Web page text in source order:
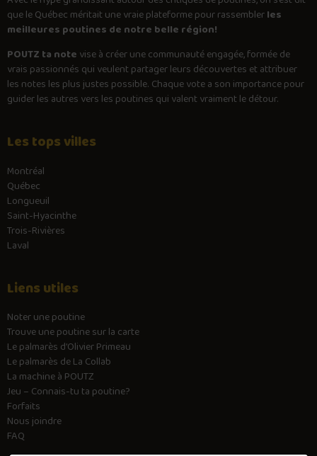
que le Québec méritait une vraie plateforme pour rassemblerles
meilleures poutines de notre belle région!
POUTZ ta note vise à créer une communauté engagée, formée de
vrais passionnés qui veulent partager leurs découvertes et attribuer
les notes les plus justes possible. Chaque vote a son importance pour
guider les autres vers les poutines qui valent vraiment le détour.
Les tops villes
Montréal
Québec
Longueuil
Saint-Hyacinthe
Trois-Rivières
Laval
Liens utiles
Noter une poutine
Trouve une poutine sur la carte
Le palmarès d’Olivier Primeau
Le palmarès de La Collab
La machine à POUTZ
Jeu – Connais-tu ta poutine?
Forfaits
Nous joindre
FAQ